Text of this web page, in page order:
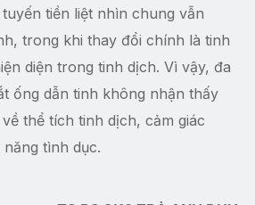
tiền liệt nhìn chung vẫn
trong khi thay đổi chính là tinh
diện trong tinh dịch. Vì vậy, đa
ống dẫn tinh không nhận thấy
thể tích tinh dịch, cảm giác
tình dục.